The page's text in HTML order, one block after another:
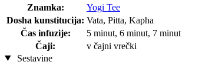
Znamka:
Yogi Tee
Dosha kunstitucija: Vata, Pitta, Kapha
Čas infuzije:
5 minut, 6 minut, 7 minut
Čaji:
v čajni vrečki
Sestavine